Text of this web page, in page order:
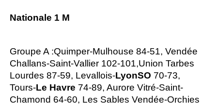
Nationale 1 M
Groupe A :Quimper-Mulhouse 84-51, Vendée
Challans-Saint-Vallier 102-101,Union Tarbes
Lourdes 87-59, Levallois-LyonSO 70-73,
Tours-Le Havre 74-89, Aurore Vitré-Saint-
Chamond 64-60, Les Sables Vendée-Orchies